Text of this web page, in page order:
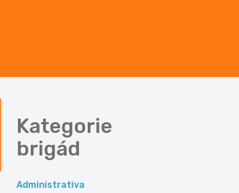
Kategorie
brigád
Administrativa